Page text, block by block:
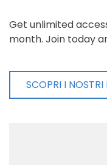
Get unlimited
month. Join today
SCOPRI I